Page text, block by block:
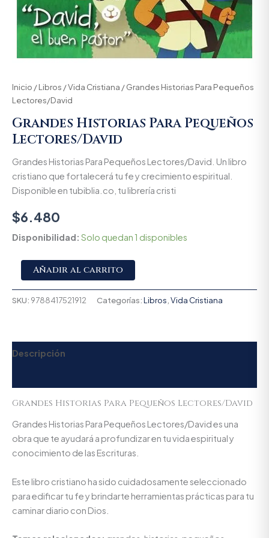
Inicio /Libros /Vida Cristiana / Grandes Historias Para Pequeños
Lectores/David
Grandes Historias Para Pequeños
Lectores/David
Grandes Historias Para Pequeños Lectores/David. Un libro
cristiano que fortalecerá tu fe y crecimiento espiritual.
Disponible en tubiblia.co, tu librería cristi
$6.480
Disponibilidad: Solo quedan 1 disponibles
Añadir al carrito
SKU: 9788417521912 Categorías:Libros Vida Cristiana
Descripción
Grandes Historias Para Pequeños Lectores/David
Grandes Historias Para Pequeños Lectores/David es una
obra que te ayudará a profundizar en tu vida espiritual y
conocimiento de las Escrituras.
Este libro cristiano ha sido cuidadosamente seleccionado
para edificar tu fe y brindarte herramientas prácticas para tu
caminar diario con Dios.